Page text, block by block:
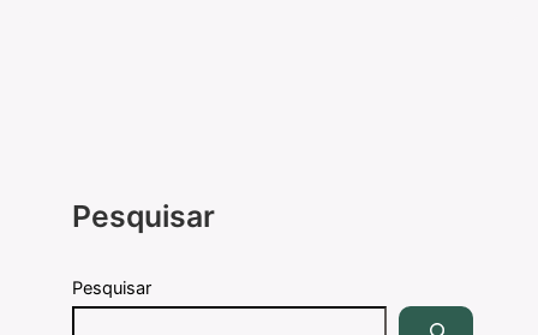
Pesquisar
Pesquisar